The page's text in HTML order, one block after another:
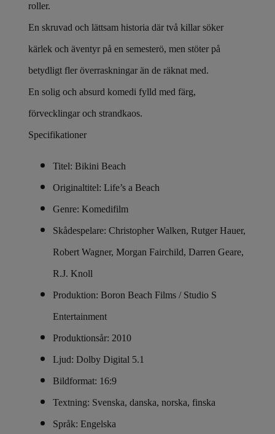
roller.
En skruvad och lättsam historia där två killar söker
kärlek och äventyr på en semesterö, men stöter på
betydligt fler överraskningar än de räknat med.
En solig och absurd komedi fylld med färg,
förvecklingar och strandkaos.
Specifikationer
Titel: Bikini Beach
Originaltitel: Life’s a Beach
Genre: Komedifilm
Skådespelare: Christopher Walken, Rutger Hauer,
Robert Wagner, Morgan Fairchild, Darren Geare,
R.J. Knoll
Produktion: Boron Beach Films / Studio S
Entertainment
Produktionsår: 2010
Ljud: Dolby Digital 5.1
Bildformat: 16:9
Textning: Svenska, danska, norska, finska
Språk: Engelska